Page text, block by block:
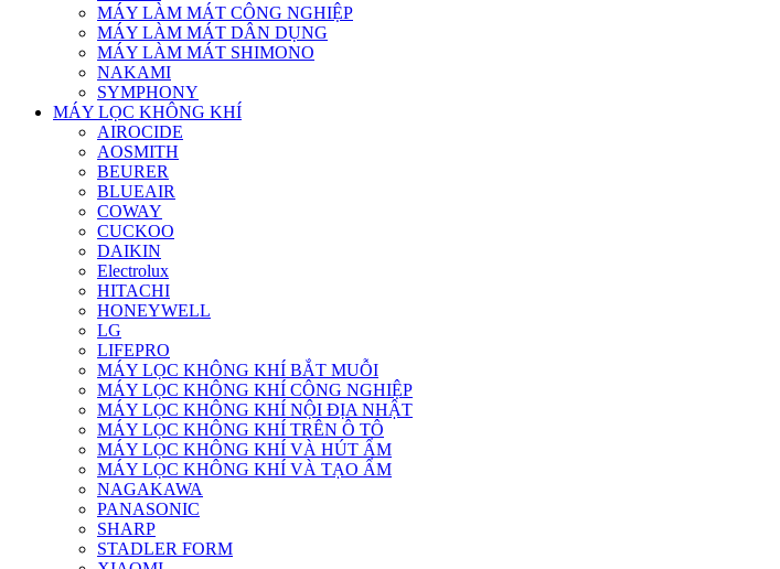
MÁY LÀM MÁT CÔNG NGHIỆP
MÁY LÀM MÁT DÂN DỤNG
MÁY LÀM MÁT SHIMONO
NAKAMI
SYMPHONY
MÁY LỌC KHÔNG KHÍ
AIROCIDE
AOSMITH
BEURER
BLUEAIR
COWAY
CUCKOO
DAIKIN
Electrolux
HITACHI
HONEYWELL
LG
LIFEPRO
MÁY LỌC KHÔNG KHÍ BẮT MUỖI
MÁY LỌC KHÔNG KHÍ CÔNG NGHIỆP
MÁY LỌC KHÔNG KHÍ NỘI ĐỊA NHẬT
MÁY LỌC KHÔNG KHÍ TRÊN Ô TÔ
MÁY LỌC KHÔNG KHÍ VÀ HÚT ẨM
MÁY LỌC KHÔNG KHÍ VÀ TẠO ẨM
NAGAKAWA
PANASONIC
SHARP
STADLER FORM